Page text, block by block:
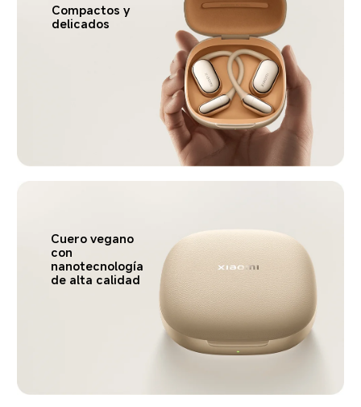
Compactos y
delicados
Cuero vegano
con
nanotecnología
de alta calidad